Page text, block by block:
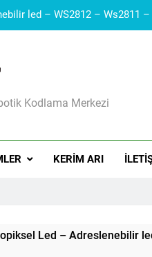
Besleme Kartı I Voltaj
Arduino – Neopiksel Led –
Kodlama Merkezi
KERIM ARI
Arduino –